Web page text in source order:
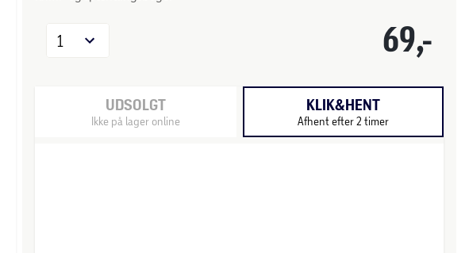
69,-
1
UDSOLGT
Ikke på lager online
KLIK&HENT
Afhent efter 2 timer